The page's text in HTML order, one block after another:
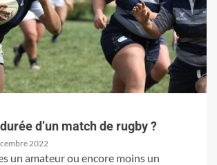
d’un match de rugby ?
2022
un amateur ou encore moins un